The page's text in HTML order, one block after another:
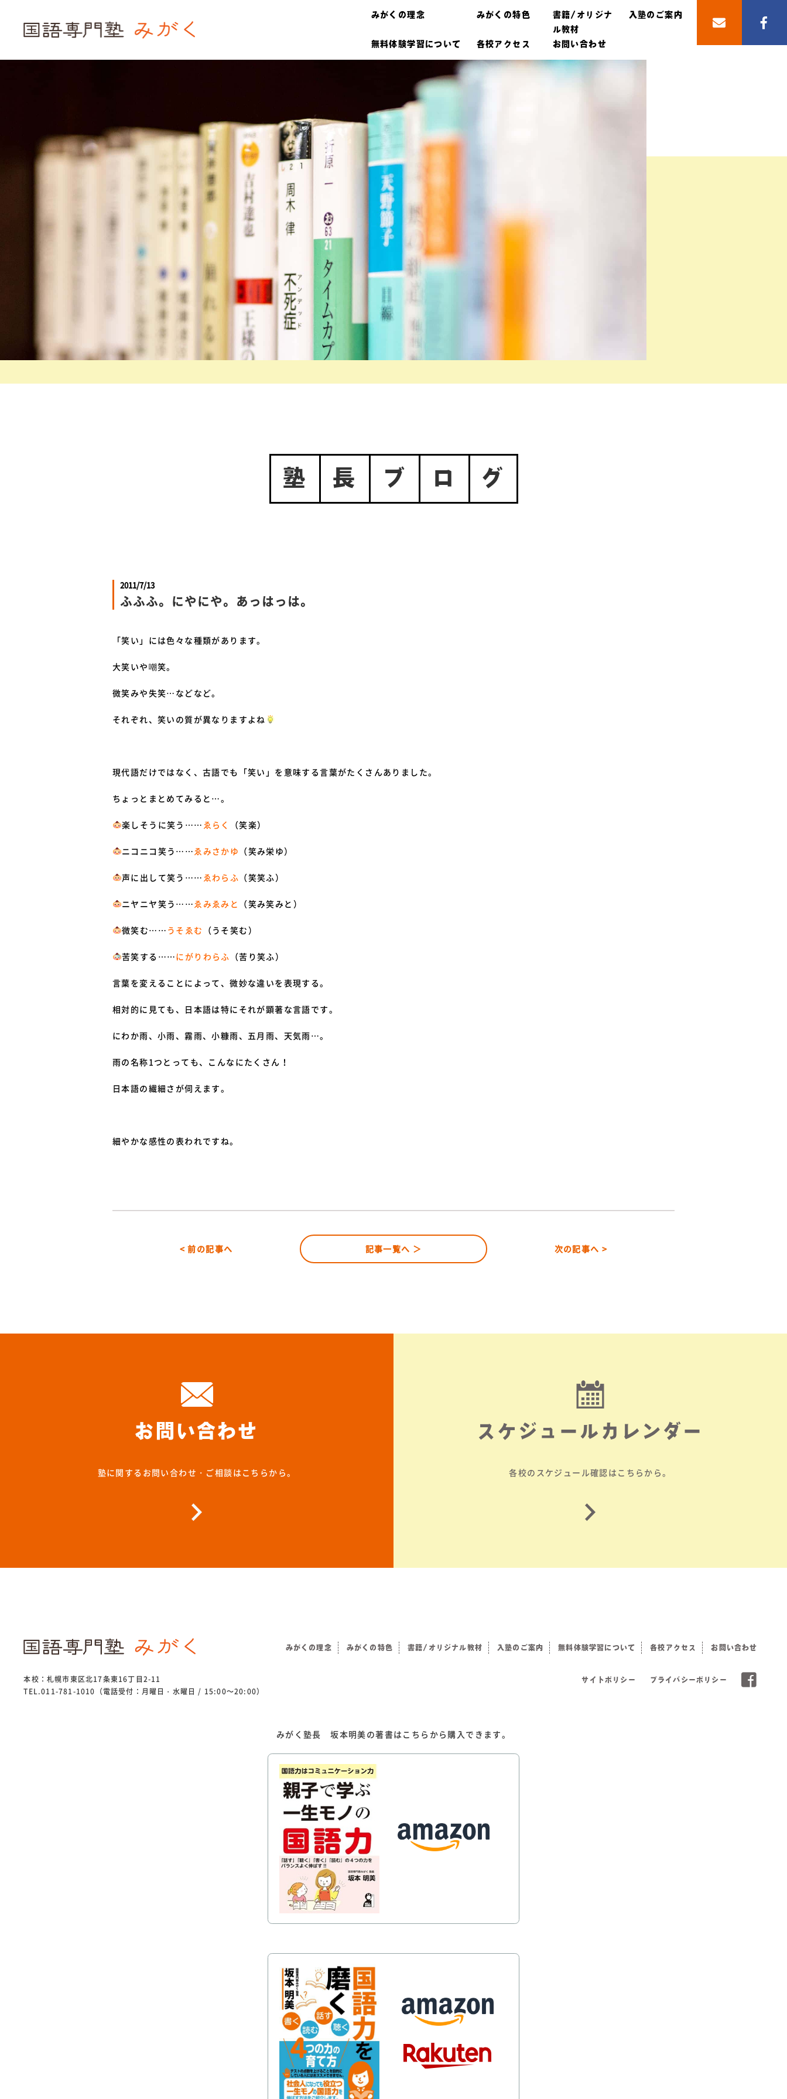
みがくの理念 みがくの特色
書籍/オリジナ
ル教材
入塾のご案内
無料体験学習について 各校アクセス お問い合わせ
塾 長 ブ ロ グ
2011/7/13
ふふふ。にやにや。あっはっは。
「笑い」には色々な種類があります。
大笑いや嘲笑。
微笑みや失笑…などなど。
それぞれ、笑いの質が異なりますよね
現代語だけではなく、古語でも「笑い」を意味する言葉がたくさんありました。
ちょっとまとめてみると…。
楽しそうに笑う…… ゑらく （笑楽）
ニコニコ笑う……ゑみさかゆ （笑み栄ゆ）
声に出して笑う…… ゑわらふ （笑笑ふ）
ニヤニヤ笑う……ゑみゑみと （笑み笑みと）
微笑む…… うそゑむ （うそ笑む）
苦笑する……にがりわらふ （苦り笑ふ）
言葉を変えることによって、微妙な違いを表現する。
相対的に見ても、日本語は特にそれが顕著な言語です。
にわか雨、小雨、霧雨、小糠雨、五月雨、天気雨…。
雨の名称1つとっても、こんなにたくさん！
日本語の繊細さが伺えます。
細やかな感性の表われですね。
< 前の記事へ 記事一覧へ ＞ 次の記事へ >
お問い合わせ
塾に関するお問い合わせ・ご相談はこちらから。
スケジュールカレンダー
各校のスケジュール確認はこちらから。
本校：札幌市東区北17条東16丁目2-11
TEL.011-781-1010（電話受付：月曜日・水曜日 / 15:00～20:00）
みがくの理念 みがくの特色 書籍/オリジナル教材 入塾のご案内 無料体験学習について 各校アクセス お問い合わせ
サイトポリシー プライバシーポリシー
みがく塾長 坂本明美の著書はこちらから購入できます。